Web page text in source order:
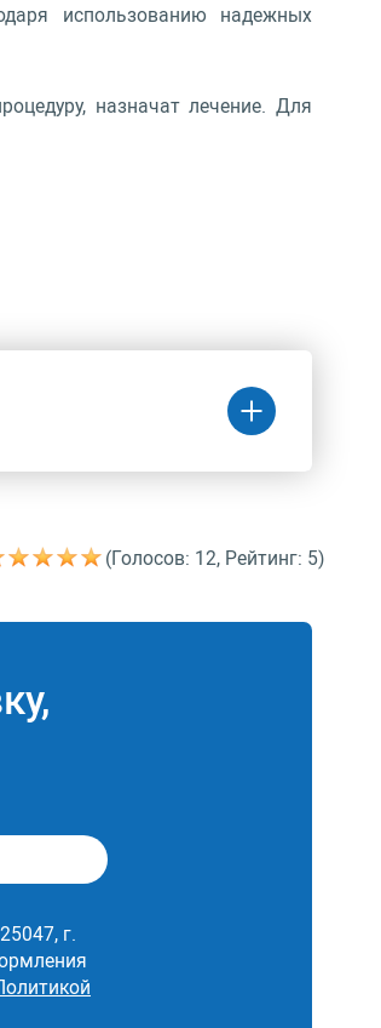
использованию надежных
назначат лечение. Для
Цена
(Голосов: 12, Рейтинг: 5)
г.